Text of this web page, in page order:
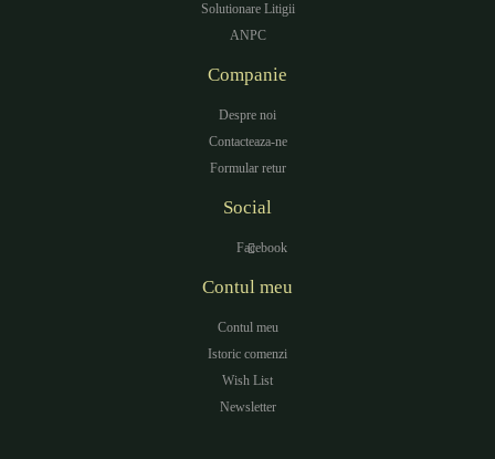
Solutionare Litigii
ANPC
Companie
Despre noi
Contacteaza-ne
Formular retur
Social
Facebook
Contul meu
Contul meu
Istoric comenzi
Wish List
Newsletter